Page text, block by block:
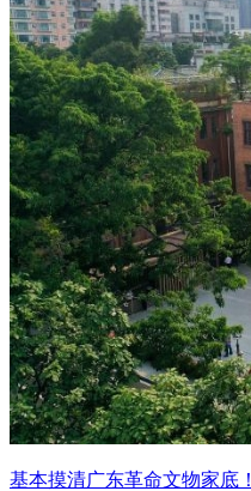
基本摸清广东革命文物家底